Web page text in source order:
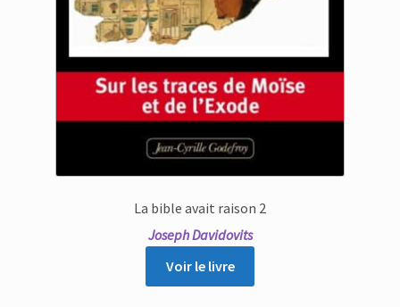
La bible avait raison 2
Joseph Davidovits
Voir le livre